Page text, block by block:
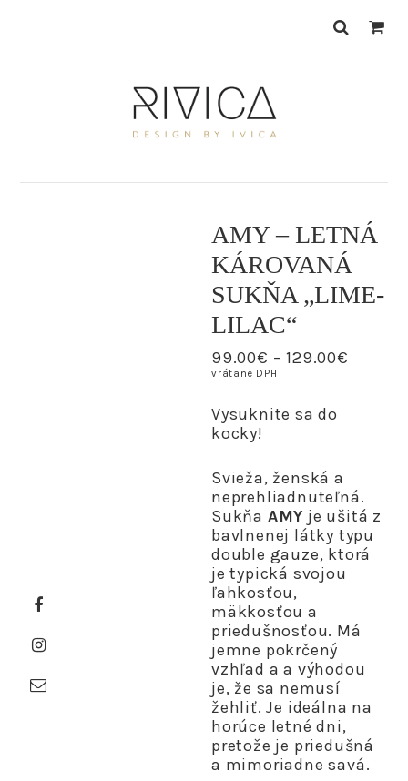
AMY – LETNÁ
KÁROVANÁ
SUKŇA „LIME-
LILAC“
99.00€ –129.00€
vrátane DPH
Vysuknite sa do
kocky!
Svieža, ženská a
neprehliadnuteľná.
Sukňa AMY je ušitá z
bavlnenej látky typu
double gauze, ktorá
je typická svojou
ľahkosťou,
mäkkosťou a
priedušnosťou. Má
jemne pokrčený
vzhľad a a výhodou
je, že sa nemusí
žehliť. Je ideálna na
horúce letné dni,
pretože je priedušná
a mimoriadne savá.